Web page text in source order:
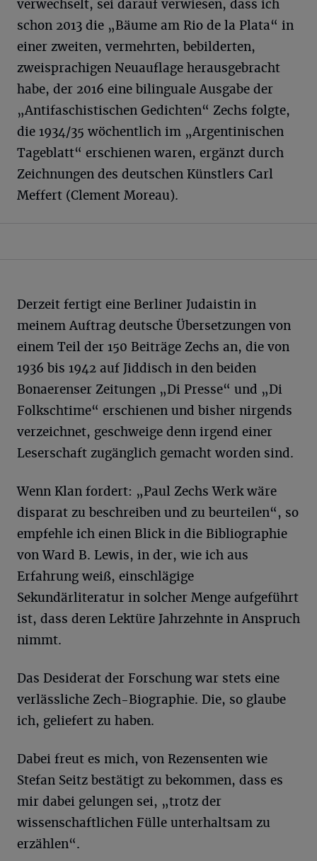
verwechselt, sei darauf verwiesen, dass ich
schon 2013 die „Bäume am Rio de la Plata“ in
einer zweiten, vermehrten, bebilderten,
zweisprachigen Neuauflage herausgebracht
habe, der 2016 eine bilinguale Ausgabe der
„Antifaschistischen Gedichten“ Zechs folgte,
die 1934/35 wöchentlich im „Argentinischen
Tageblatt“ erschienen waren, ergänzt durch
Zeichnungen des deutschen Künstlers Carl
Meffert (Clement Moreau).
Derzeit fertigt eine Berliner Judaistin in
meinem Auftrag deutsche Übersetzungen von
einem Teil der 150 Beiträge Zechs an, die von
1936 bis 1942 auf Jiddisch in den beiden
Bonaerenser Zeitungen „Di Presse“ und „Di
Folkschtime“ erschienen und bisher nirgends
verzeichnet, geschweige denn irgend einer
Leserschaft zugänglich gemacht worden sind.
Wenn Klan fordert: „Paul Zechs Werk wäre
disparat zu beschreiben und zu beurteilen“, so
empfehle ich einen Blick in die Bibliographie
von Ward B. Lewis, in der, wie ich aus
Erfahrung weiß, einschlägige
Sekundärliteratur in solcher Menge aufgeführt
ist, dass deren Lektüre Jahrzehnte in Anspruch
nimmt.
Das Desiderat der Forschung war stets eine
verlässliche Zech-Biographie. Die, so glaube
ich, geliefert zu haben.
Dabei freut es mich, von Rezensenten wie
Stefan Seitz bestätigt zu bekommen, dass es
mir dabei gelungen sei, „trotz der
wissenschaftlichen Fülle unterhaltsam zu
erzählen“.